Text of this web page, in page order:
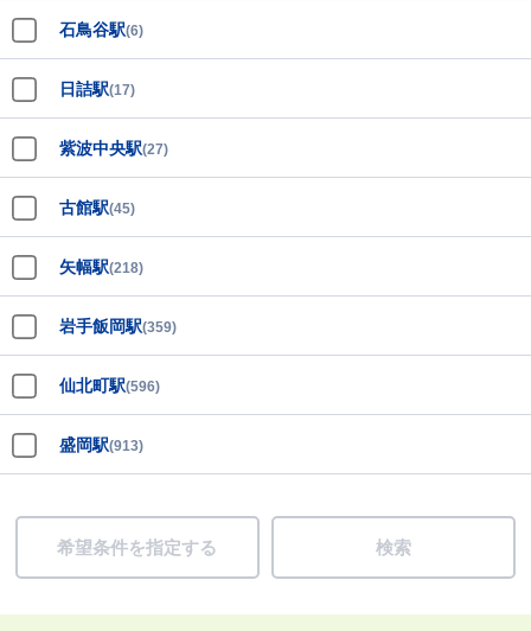
石鳥谷駅(6)
日詰駅(17)
紫波中央駅(27)
古館駅(45)
矢幅駅(218)
岩手飯岡駅(359)
仙北町駅(596)
盛岡駅(913)
希望条件を指定する 検索